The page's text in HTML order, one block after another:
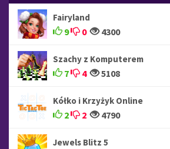
Fairyland
9 0 4300
Szachy z Komputerem
7 4 5108
Kółko i Krzyżyk Online
2 2 4790
Jewels Blitz 5